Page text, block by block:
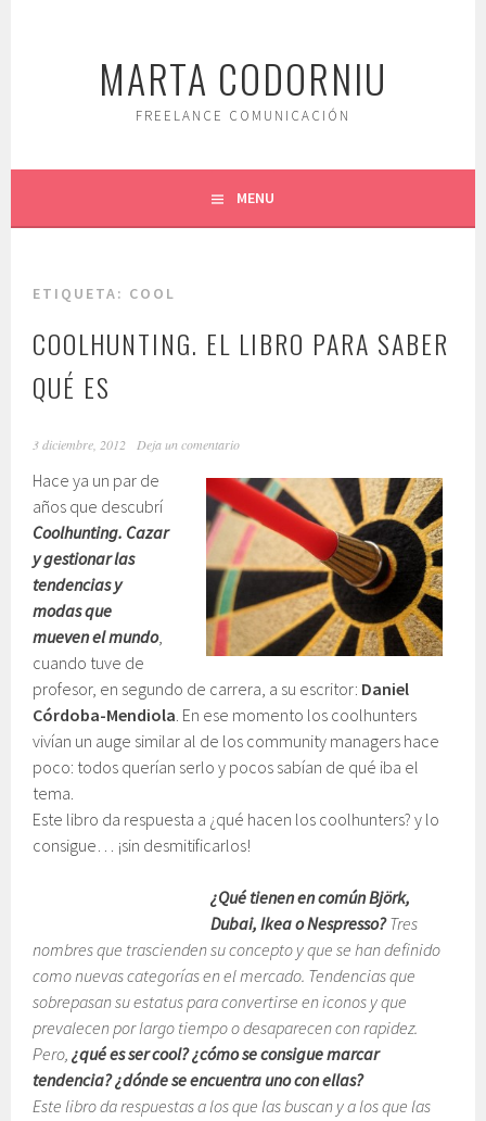
MARTA CODORNIU
FREELANCE COMUNICACIÓN
MENU
ETIQUETA: COOL
COOLHUNTING. EL LIBRO PARA SABER
QUÉ ES
3 diciembre, 2012 Deja un comentario
Hace ya un par de
años que descubrí
Coolhunting. Cazar
y gestionar las
tendencias y
modas que
mueven el mundo,
cuando tuve de
profesor, en segundo de carrera, a su escritor: Daniel
Córdoba-Mendiola. En ese momento los coolhunters
vivían un auge similar al de los community managers hace
poco: todos querían serlo y pocos sabían de qué iba el
tema.
Este libro da respuesta a ¿qué hacen los coolhunters? y lo
consigue… ¡sin desmitificarlos!
¿Qué tienen en común Björk,
Dubai, Ikea o Nespresso?Tres
nombres que trascienden su concepto y que se han definido
como nuevas categorías en el mercado. Tendencias que
sobrepasan su estatus para convertirse en iconos y que
prevalecen por largo tiempo o desaparecen con rapidez.
Pero,¿qué es ser cool? ¿cómo se consigue marcar
tendencia? ¿dónde se encuentra uno con ellas?
Este libro da respuestas a los que las buscan y a los que las